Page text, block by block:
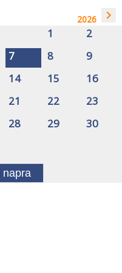
2026 navigate_next
1
2
7 8
9
14 15
16
21 22
23
28 29
30
napra